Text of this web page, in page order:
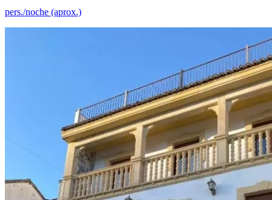
pers./noche (aprox.)